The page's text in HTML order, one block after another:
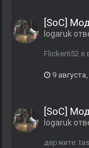
[SoC]
logaruk
Flicker652
9
[SoC]
logaruk
держите: